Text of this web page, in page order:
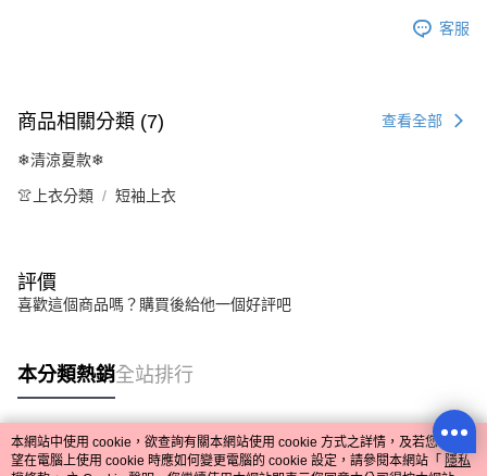
客服
商品相關分類 (7) 查看全部
❄清涼夏款❄
👚上衣分類 短袖上衣
評價
喜歡這個商品嗎？購買後給他一個好評吧
本分類熱銷全站排行
熱門標籤
本網站中使用 cookie，欲查詢有關本網站使用 cookie 方式之詳情，及若您不希
望在電腦上使用 cookie 時應如何變更電腦的 cookie 設定，請參閱本網站「 隱私